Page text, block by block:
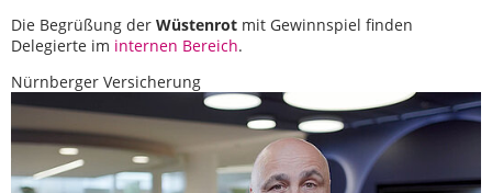
Die Begrüßung der Wüstenrot mit Gewinnspiel finden
Delegierte im internen Bereich.
Nürnberger Versicherung